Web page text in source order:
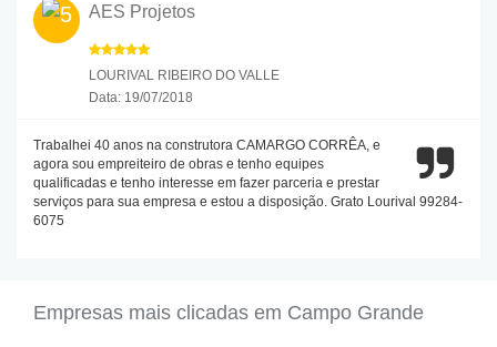
AES Projetos
LOURIVAL RIBEIRO DO VALLE
Data: 19/07/2018
Trabalhei 40 anos na construtora CAMARGO CORRÊA, e
agora sou empreiteiro de obras e tenho equipes
qualificadas e tenho interesse em fazer parceria e prestar
serviços para sua empresa e estou a disposição. Grato Lourival 99284-
6075
Empresas mais clicadas em Campo Grande